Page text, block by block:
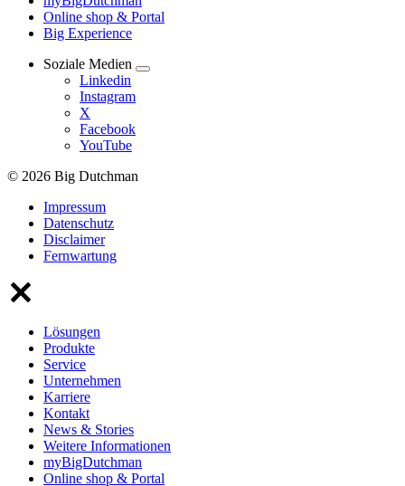
Online shop & Portal
Big Experience
Soziale Medien
Linkedin
Instagram
X
Facebook
YouTube
© 2026 Big Dutchman
Impressum
Datenschutz
Disclaimer
Fernwartung
Lösungen
Produkte
Service
Unternehmen
Karriere
Kontakt
News & Stories
Weitere Informationen
myBigDutchman
Online shop & Portal